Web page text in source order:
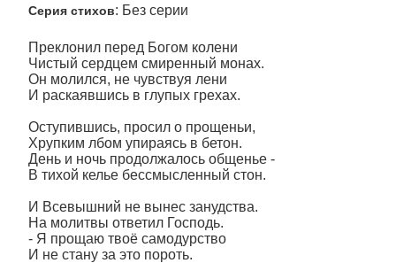
Серия стихов: Без серии
Преклонил перед Богом колени
Чистый сердцем смиренный монах.
Он молился, не чувствуя лени
И раскаявшись в глупых грехах.
Оступившись, просил о прощеньи,
Хрупким лбом упираясь в бетон.
День и ночь продолжалось общенье -
В тихой келье бессмысленный стон.
И Всевышний не вынес занудства.
На молитвы ответил Господь.
- Я прощаю твоё самодурство
И не стану за это пороть.